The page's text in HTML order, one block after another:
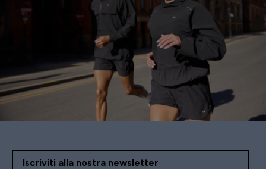
Iscriviti alla nostra newsletter